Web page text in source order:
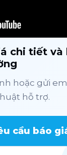
chi tiết và
hoặc gửi
hỗ trợ.
cầu báo